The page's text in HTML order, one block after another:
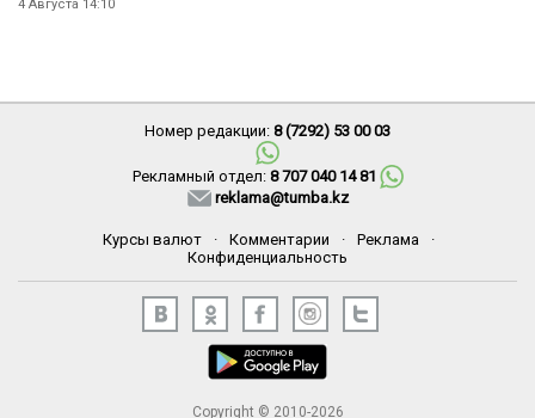
4 Августа 14:10
Номер редакции: 8 (7292) 53 00 03
Рекламный отдел: 8 707 040 14 81
reklama@tumba.kz
Курсы валют · Комментарии · Реклама
·
Конфиденциальность
Copyright © 2010-2026